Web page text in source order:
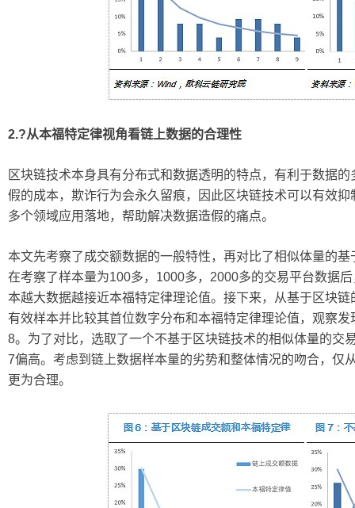
2.?从本福特定律视角看链上数据的合理性
区块链技术本身具有分布式和数据透明的特点，有利于数据
假的成本，欺诈行为会永久留痕，因此区块链技术可以有效
多个领域应用落地，帮助解决数据造假的痛点。
本文先考察了成交额数据的一般特性，再对比了相似体量的
在考察了样本量为100多，1000多，2000多的交易平台数据
本越大数据越接近本福特定律理论值。接下来，从基于区块
有效样本并比较其首位数字分布和本福特定律理论值，观察
8。为了对比，选取了一个不基于区块链技术的相似体量的交
7偏高。考虑到链上数据样本量的劣势和整体情况的吻合，仅
更为合理。